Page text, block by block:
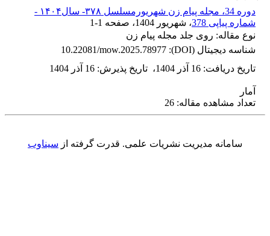
دوره 34، مجله پیام زن شهریورمسلسل ۳۷۸- سال۱۴۰۴ -
شماره پیاپی 378
، شهریور 1404 ، صفحه 1-1
نوع مقاله: روی جلد مجله پیام زن
شناسه دیجیتال (DOI):
10.22081/mow.2025.78977
تاریخ دریافت: 16 آذر 1404 ، تاریخ پذیرش: 16 آذر 1404
آمار
تعداد مشاهده مقاله: 26
سامانه مدیریت نشریات علمی. قدرت گرفته از سیناوب